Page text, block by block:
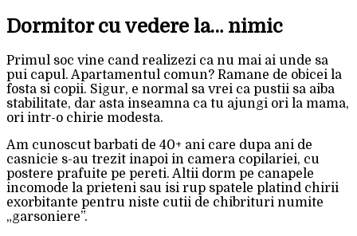
Dormitor cu vedere la… nimic
Primul soc vine cand realizezi ca nu mai ai unde sa
pui capul. Apartamentul comun? Ramane de obicei la
fosta si copii. Sigur, e normal sa vrei ca pustii sa aiba
stabilitate, dar asta inseamna ca tu ajungi ori la mama,
ori intr-o chirie modesta.
Am cunoscut barbati de 40+ ani care dupa ani de
casnicie s-au trezit inapoi in camera copilariei, cu
postere prafuite pe pereti. Altii dorm pe canapele
incomode la prieteni sau isi rup spatele platind chirii
exorbitante pentru niste cutii de chibrituri numite
„garsoniere”.